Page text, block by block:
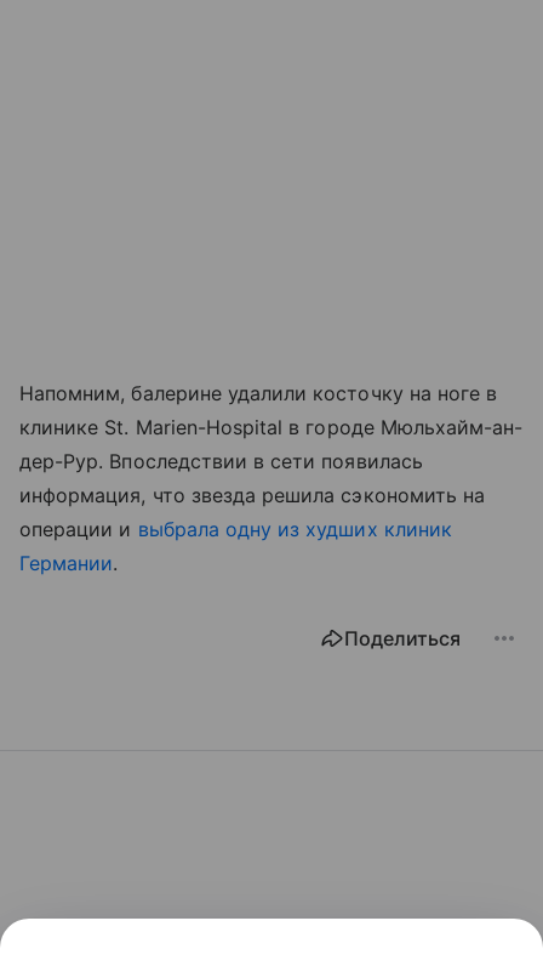
Напомним, балерине удалили косточку на ноге в
клинике St. Marien-Hospital в городе Мюльхайм-ан-
дер-Рур. Впоследствии в сети появилась
информация, что звезда решила сэкономить на
операции и выбрала одну из худших клиник
Германии.
Поделиться